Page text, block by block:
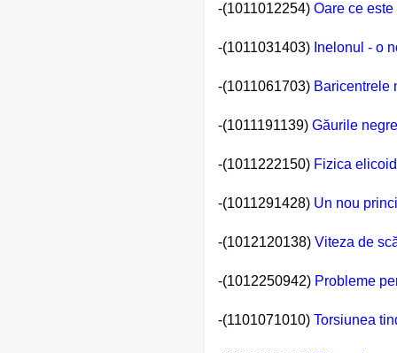
-(1011012254) Oare ce
-(1011031403) Inelonul - o
-(1011061703) Baricentrele
-(1011191139) Găurile
-(1011222150) Fizica
-(1011291428) Un nou
-(1012120138) Viteza de
-(1012250942) Probleme
-(1101071010) Torsiunea